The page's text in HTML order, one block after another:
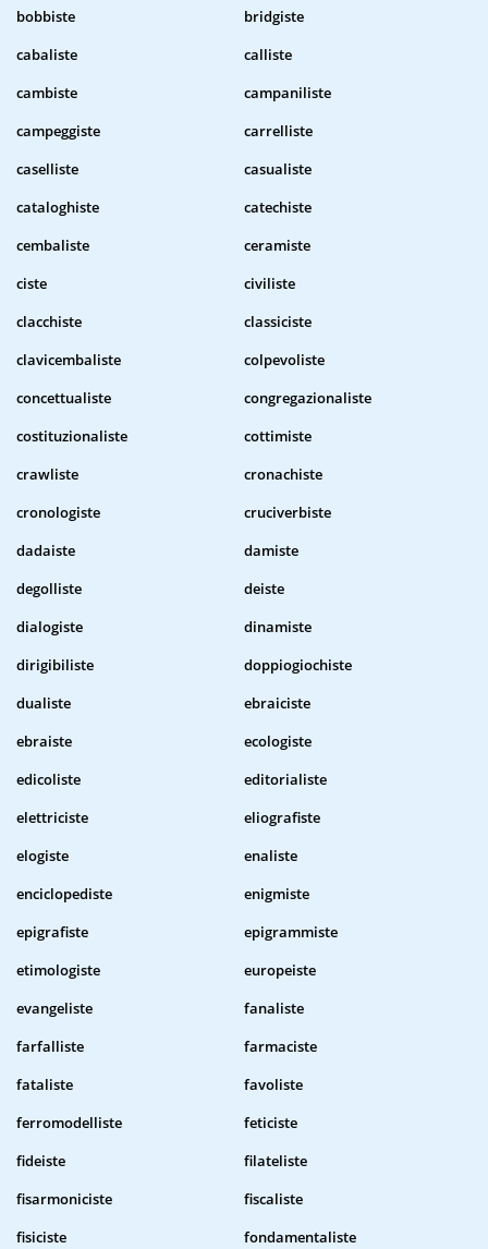
bobbiste
bridgiste
cabaliste
calliste
cambiste
campaniliste
campeggiste
carrelliste
caselliste
casualiste
cataloghiste
catechiste
cembaliste
ceramiste
ciste
civiliste
clacchiste
classiciste
clavicembaliste
colpevoliste
concettualiste
congregazionaliste
costituzionaliste
cottimiste
crawliste
cronachiste
cronologiste
cruciverbiste
dadaiste
damiste
degolliste
deiste
dialogiste
dinamiste
dirigibiliste
doppiogiochiste
dualiste
ebraiciste
ebraiste
ecologiste
edicoliste
editorialiste
elettriciste
eliografiste
elogiste
enaliste
enciclopediste
enigmiste
epigrafiste
epigrammiste
etimologiste
europeiste
evangeliste
fanaliste
farfalliste
farmaciste
fataliste
favoliste
ferromodelliste
feticiste
fideiste
filateliste
fisarmoniciste
fiscaliste
fisiciste
fondamentaliste